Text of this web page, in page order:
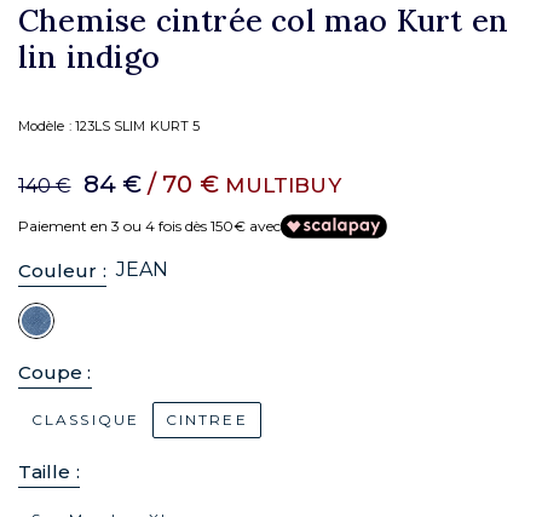
Chemise cintrée col mao Kurt en
lin indigo
Modèle : 123LS SLIM KURT 5
140 € 84 € / 70 € MULTIBUY
Paiement en 3 ou 4 fois dès 150€ avec
Couleur : JEAN
Coupe :
CLASSIQUE CINTREE
Taille :